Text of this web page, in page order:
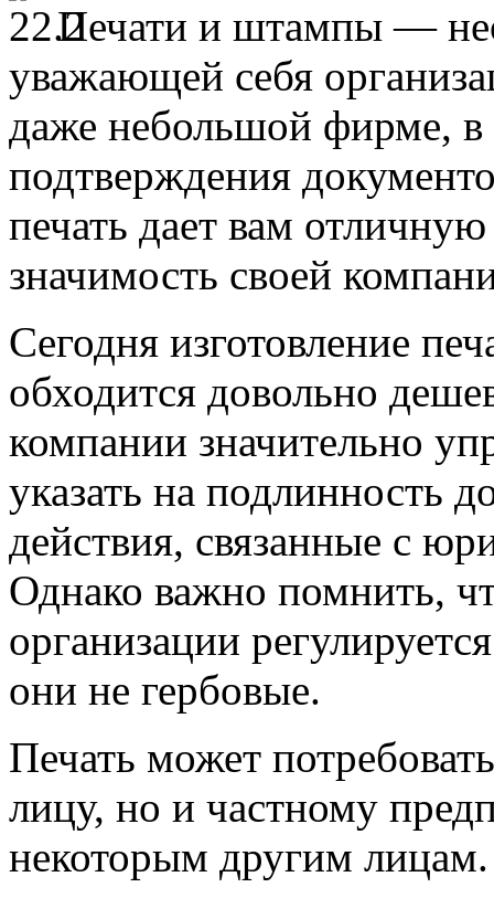
Печати и штампы —
уважающей себя
даже небольшой фирме, в
подтверждения
печать дает вам
значимость своей
Сегодня изготовление
обходится довольно
компании значительно
указать на подлинность
действия, связанные с
Однако важно помнить,
организации
они не гербовые.
Печать может
лицу, но и частному
некоторым другим лицам.